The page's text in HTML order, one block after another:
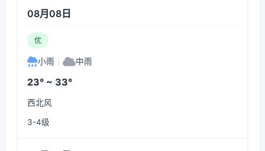
08月08日
优
小雨 中雨
23° ~ 33°
西北风
3-4级